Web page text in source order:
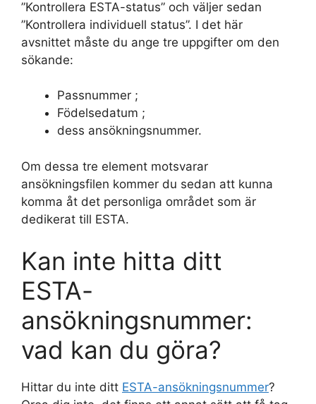
”Kontrollera ESTA-status” och väljer sedan
”Kontrollera individuell status”. I det här
avsnittet måste du ange tre uppgifter om den
sökande:
Passnummer ;
Födelsedatum ;
dess ansökningsnummer.
Om dessa tre element motsvarar
ansökningsfilen kommer du sedan att kunna
komma åt det personliga området som är
dedikerat till ESTA.
Kan inte hitta ditt
ESTA-
ansökningsnummer:
vad kan du göra?
Hittar du inte ditt ESTA-ansökningsnummer?